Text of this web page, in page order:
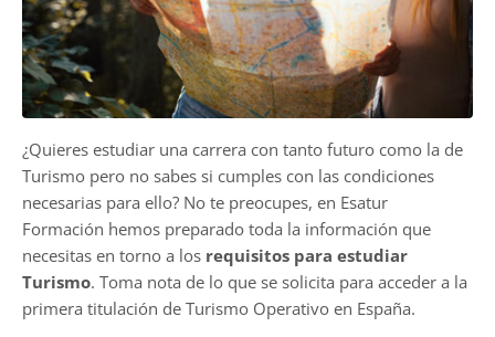
¿Quieres estudiar una carrera con tanto futuro como la de
Turismo pero no sabes si cumples con las condiciones
necesarias para ello? No te preocupes, en Esatur
Formación hemos preparado toda la información que
necesitas en torno a los requisitos para estudiar
Turismo. Toma nota de lo que se solicita para acceder a la
primera titulación de Turismo Operativo en España.